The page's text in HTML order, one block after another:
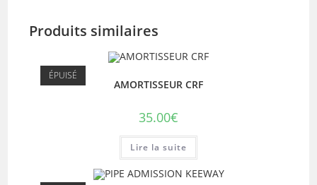
Produits similaires
ÉPUISÉ
AMORTISSEUR CRF
35.00€
Lire la suite